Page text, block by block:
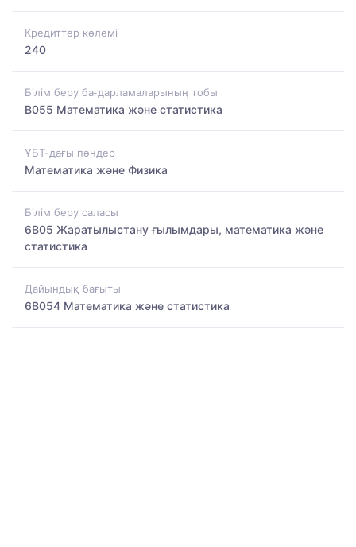
Кредиттер көлемі
240
Білім беру бағдарламаларының тобы
B055 Математика және статистика
ҰБТ-дағы пәндер
Математика және Физика
Білім беру саласы
6B05 Жаратылыстану ғылымдары, математика және
статистика
Дайындық бағыты
6B054 Математика және статистика